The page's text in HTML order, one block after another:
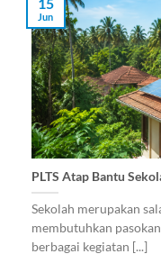
PLTS Atap Bantu
Sekolah merupakan
membutuhkan
berbagai kegiatan [...]
Jun